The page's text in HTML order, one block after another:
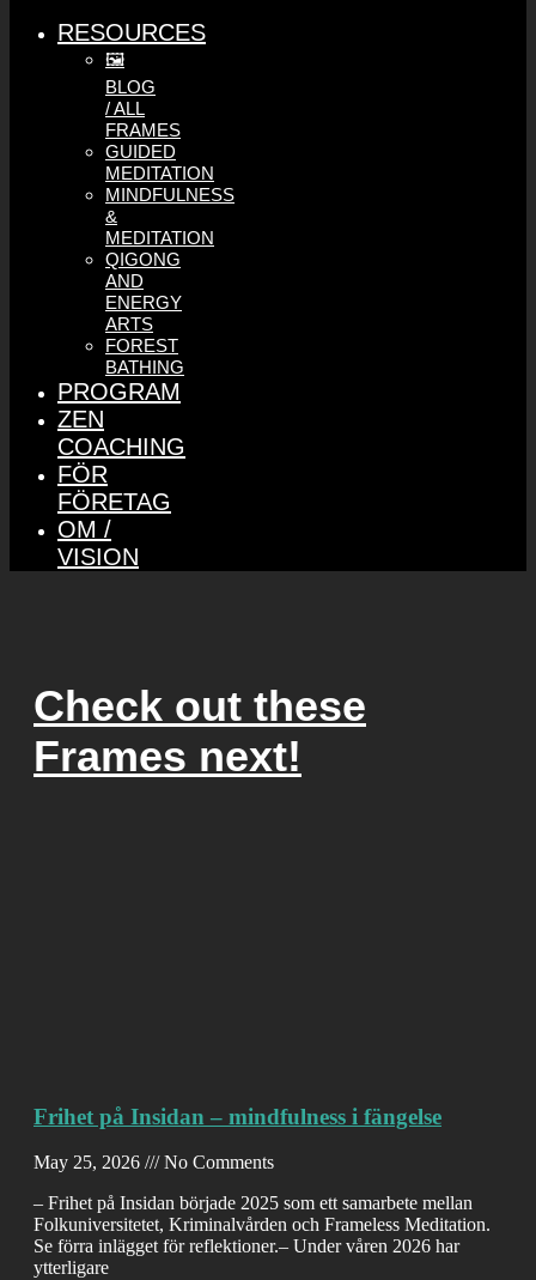
RESOURCES
🖼️
BLOG
/ ALL
FRAMES
GUIDED
MEDITATION
MINDFULNESS
&
MEDITATION
QIGONG
AND
ENERGY
ARTS
FOREST
BATHING
PROGRAM
ZEN
COACHING
FÖR
FÖRETAG
OM /
VISION
Check out these
Frames next!
Frihet på Insidan – mindfulness i fängelse
May 25, 2026
No Comments
– Frihet på Insidan började 2025 som ett samarbete mellan
Folkuniversitetet, Kriminalvården och Frameless Meditation.
Se förra inlägget för reflektioner.– Under våren 2026 har
ytterligare